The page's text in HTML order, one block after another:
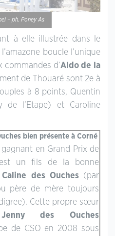
– ph. Poney As
à elle illustrée dans le
boucle l’unique
commandes d’Aldo de la
de Thouaré sont 2e à
à 8 points, Quentin
de l’Etape) et Caroline
bien présente à Corné
en Grand Prix de
est un fils de la bonne
Caline des Ouches(par
père de mère toujours
Cette propre sœur
Jenny des Ouches
de CSO en 2008 sous